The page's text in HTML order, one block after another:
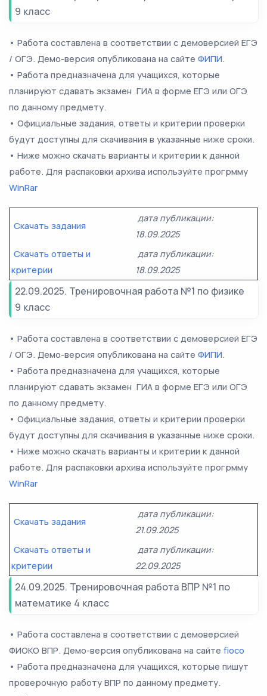
9 класс
• Работа составлена в соответствии с демоверсией ЕГЭ
/ ОГЭ. Демо-версия опубликована на сайте ФИПИ.
• Работа предназначена для учащихся, которые
планируют сдавать экзамен ГИА в форме ЕГЭ или ОГЭ
по данному предмету.
• Официальные задания, ответы и критерии проверки
будут доступны для скачивания в указанные ниже сроки.
• Ниже можно скачать варианты и критерии к данной
работе. Для распаковки архива используйте прогрмму
WinRar
Скачать задания
дата публикации:
18.09.2025
Скачать ответы и
критерии
дата публикации:
18.09.2025
22.09.2025. Тренировочная работа №1 по физике
9 класс
• Работа составлена в соответствии с демоверсией ЕГЭ
/ ОГЭ. Демо-версия опубликована на сайте ФИПИ.
• Работа предназначена для учащихся, которые
планируют сдавать экзамен ГИА в форме ЕГЭ или ОГЭ
по данному предмету.
• Официальные задания, ответы и критерии проверки
будут доступны для скачивания в указанные ниже сроки.
• Ниже можно скачать варианты и критерии к данной
работе. Для распаковки архива используйте прогрмму
WinRar
Скачать задания
дата публикации:
21.09.2025
Скачать ответы и
критерии
дата публикации:
22.09.2025
24.09.2025. Тренировочная работа ВПР №1 по
математике 4 класс
• Работа составлена в соответствии с демоверсией
ФИОКО ВПР. Демо-версия опубликована на сайте fioco
• Работа предназначена для учащихся, которые пишут
проверочную работу ВПР по данному предмету.